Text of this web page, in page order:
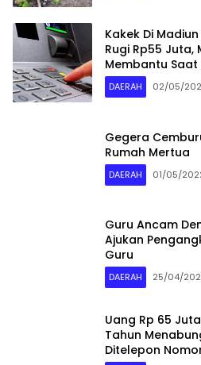
Kakek Di
Rugi Rp55
Membantu Saat
DAERAH 02/05/
Gegera
Rumah Mertua
DAERAH 01/05/
Guru Ancam
Ajukan
Guru
DAERAH 25/04/
Uang Rp 65
Tahun
Ditelepon